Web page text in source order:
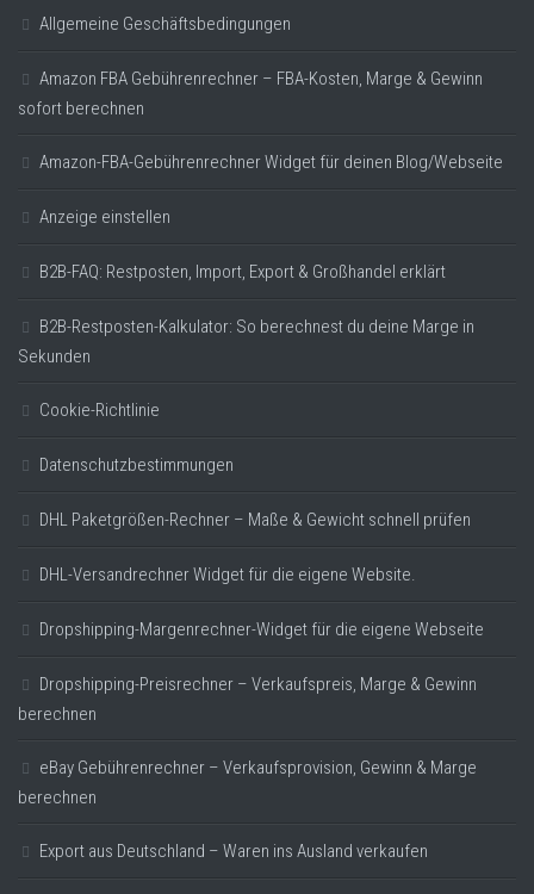
Allgemeine Geschäftsbedingungen
Amazon FBA Gebührenrechner – FBA-Kosten, Marge & Gewinn
sofort berechnen
Amazon-FBA-Gebührenrechner Widget für deinen Blog/Webseite
Anzeige einstellen
B2B-FAQ: Restposten, Import, Export & Großhandel erklärt
B2B-Restposten-Kalkulator: So berechnest du deine Marge in
Sekunden
Cookie-Richtlinie
Datenschutzbestimmungen
DHL Paketgrößen-Rechner – Maße & Gewicht schnell prüfen
DHL-Versandrechner Widget für die eigene Website.
Dropshipping-Margenrechner-Widget für die eigene Webseite
Dropshipping-Preisrechner – Verkaufspreis, Marge & Gewinn
berechnen
eBay Gebührenrechner – Verkaufsprovision, Gewinn & Marge
berechnen
Export aus Deutschland – Waren ins Ausland verkaufen